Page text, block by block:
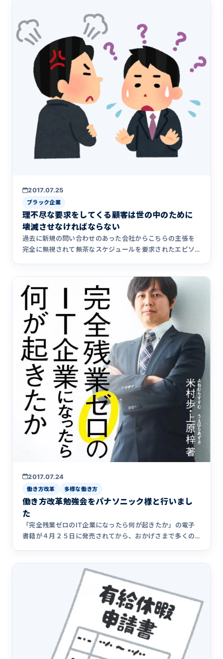
2017.07.25
ブラック企業
理不尽な要求をしてくる顧客は世の中のために
壊滅させなければならない
過去に新規の問い合わせのあった会社からこちらの主張を
完全に無視されて無茶なスケジュールを要求されたエピソ
2017.07.24
働き方改革 多様な働き方
働き方改革勉強会をパナソニック様と行いまし
た
「完全残業ゼロのIT企業になったら何が起きたか」の電子
書籍が４月２５日に発売されてから、おかげさまで多くの